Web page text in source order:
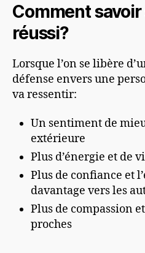
Comment savoir
réussi?
Lorsque l’on se libère
défense envers une
va ressentir:
Un sentiment de
extérieure
Plus d’énergie et de
Plus de confiance et
davantage vers les
Plus de compassion
proches